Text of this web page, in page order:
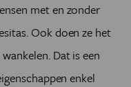
met en zonder
Ook doen ze het
Dat is een
enkel